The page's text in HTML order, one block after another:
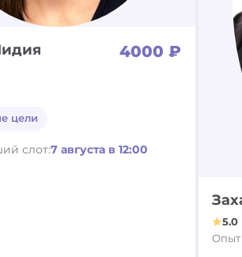
4000 ₽
цели
слот:7 августа в 12:00
5.0
Опыт